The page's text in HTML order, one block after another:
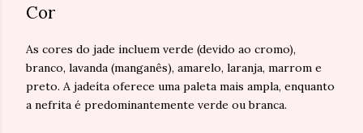
Cor
As cores do jade incluem verde (devido ao cromo),
branco, lavanda (manganês), amarelo, laranja, marrom e
preto. A jadeíta oferece uma paleta mais ampla, enquanto
a nefrita é predominantemente verde ou branca.